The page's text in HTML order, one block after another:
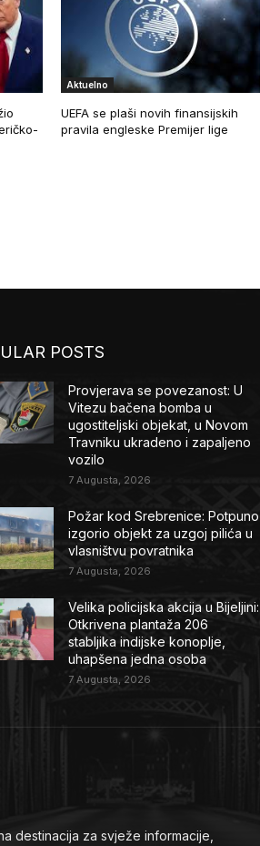
Aktuelno
UEFA se plaši novih finansijskih
pravila engleske Premijer lige
POSTS
Provjerava se povezanost: U
Vitezu bačena bomba u
ugostiteljski objekat, u Novom
Travniku ukradeno i zapaljeno
vozilo
7 Augusta, 2026
Požar kod Srebrenice: Potpuno
izgorio objekt za uzgoj pilića u
vlasništvu povratnika
7 Augusta, 2026
Velika policijska akcija u Bijeljini:
Otkrivena plantaža 206
stabljika indijske konoplje,
uhapšena jedna osoba
7 Augusta, 2026
destinacija za svježe informacije,